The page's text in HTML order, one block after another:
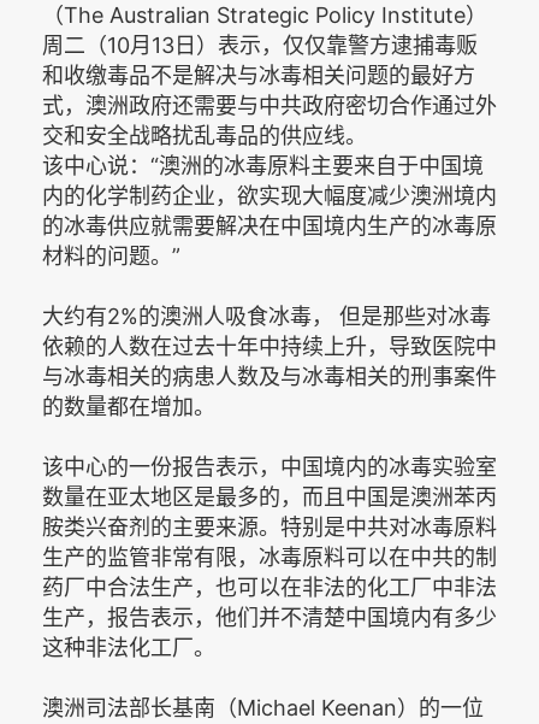
（The Australian Strategic Policy Institute）
周二（10月13日）表示，仅仅靠警方逮捕毒贩
和收缴毒品不是解决与冰毒相关问题的最好方
式，澳洲政府还需要与中共政府密切合作通过外
交和安全战略扰乱毒品的供应线。
该中心说：“澳洲的冰毒原料主要来自于中国境
内的化学制药企业，欲实现大幅度减少澳洲境内
的冰毒供应就需要解决在中国境内生产的冰毒原
材料的问题。”
大约有2%的澳洲人吸食冰毒， 但是那些对冰毒
依赖的人数在过去十年中持续上升，导致医院中
与冰毒相关的病患人数及与冰毒相关的刑事案件
的数量都在增加。
该中心的一份报告表示，中国境内的冰毒实验室
数量在亚太地区是最多的，而且中国是澳洲苯丙
胺类兴奋剂的主要来源。特别是中共对冰毒原料
生产的监管非常有限，冰毒原料可以在中共的制
药厂中合法生产，也可以在非法的化工厂中非法
生产，报告表示，他们并不清楚中国境内有多少
这种非法化工厂。
澳洲司法部长基南（Michael Keenan）的一位